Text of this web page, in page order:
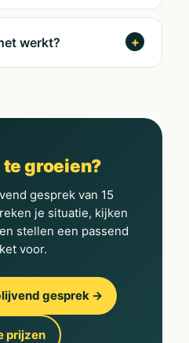
werkt?
te groeien?
gesprek van 15
je situatie, kijken
stellen een passend
voor.
gesprek →
prijzen